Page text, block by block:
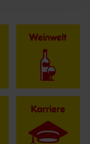
Weinwelt
Karriere